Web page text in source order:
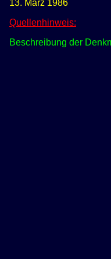
13. März 1986
Quellenhinweis:
Beschreibung der